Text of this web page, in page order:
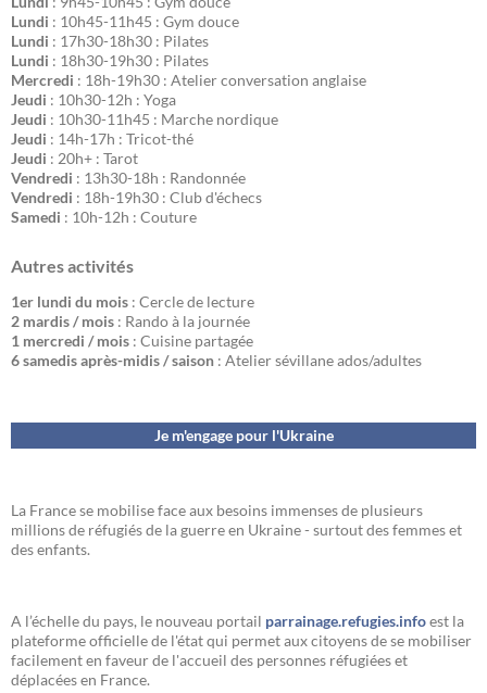
Lundi : 10h45-11h45 : Gym douce
Lundi : 17h30-18h30 : Pilates
Lundi : 18h30-19h30 : Pilates
Mercredi : 18h-19h30 : Atelier conversation anglaise
Jeudi : 10h30-12h : Yoga
Jeudi : 10h30-11h45 : Marche nordique
Jeudi : 14h-17h : Tricot-thé
Jeudi : 20h+ : Tarot
Vendredi : 13h30-18h : Randonnée
Vendredi : 18h-19h30 : Club d'échecs
Samedi : 10h-12h : Couture
Autres activités
1er lundi du mois : Cercle de lecture
2 mardis / mois : Rando à la journée
1 mercredi / mois : Cuisine partagée
6 samedis après-midis / saison : Atelier sévillane ados/adultes
Je m'engage pour l'Ukraine
La France se mobilise face aux besoins immenses de plusieurs
millions de réfugiés de la guerre en Ukraine - surtout des femmes et
des enfants.
A l’échelle du pays, le nouveau portail parrainage.refugies.infoest la
plateforme officielle de l'état qui permet aux citoyens de se mobiliser
facilement en faveur de l'accueil des personnes réfugiées et
déplacées en France.